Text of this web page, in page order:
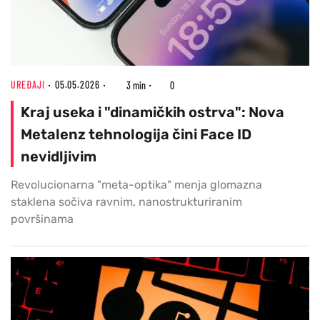
UREĐAJI 05.05.2026 3 min 0
Kraj useka i "dinamičkih ostrva": Nova
Metalenz tehnologija čini Face ID
nevidljivim
Revolucionarna "meta-optika" menja glomazna
staklena sočiva ravnim, nanostrukturiranim
površinama